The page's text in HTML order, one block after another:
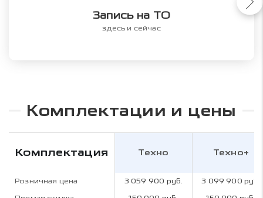
Запись на ТО
здесь и сейчас
Комплектации и цены
Комплектация Техно Техно+
Розничная цена 3 059 900 руб. 3 099 900 руб.